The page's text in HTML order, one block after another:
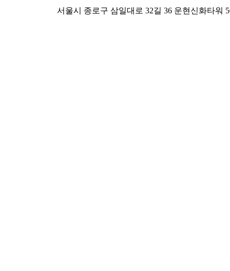
서울시 종로구 삼일대로 32길 36 운현신화타워